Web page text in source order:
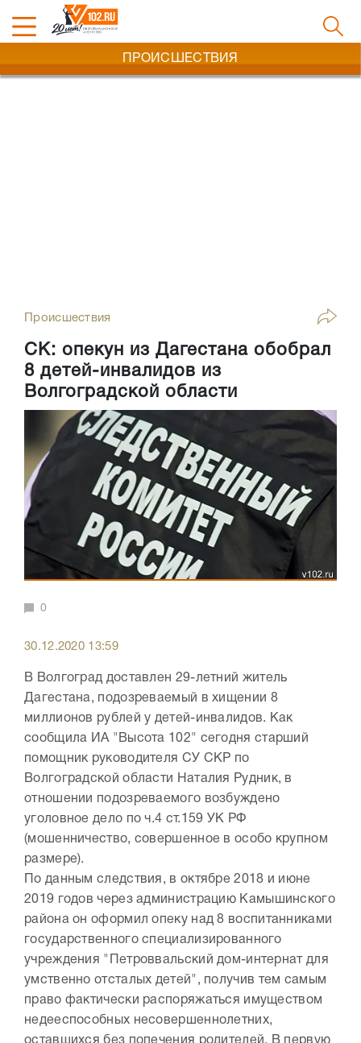
ПРОИСШЕСТВИЯ
Происшествия
СК: опекун из Дагестана обобрал
8 детей-инвалидов из
Волгоградской области
0
30.12.2020 13:59
В Волгоград доставлен 29-летний житель
Дагестана, подозреваемый в хищении 8
миллионов рублей у детей-инвалидов. Как
сообщила ИА "Высота 102" сегодня старший
помощник руководителя СУ СКР по
Волгоградской области Наталия Рудник, в
отношении подозреваемого возбуждено
уголовное дело по ч.4 ст.159 УК РФ
(мошенничество, совершенное в особо крупном
размере).
По данным следствия, в октябре 2018 и июне
2019 годов через администрацию Камышинского
района он оформил опеку над 8 воспитанниками
государственного специализированного
учреждения "Петроввальский дом-интернат для
умственно отсталых детей", получив тем самым
право фактически распоряжаться имуществом
недееспособных несовершеннолетних,